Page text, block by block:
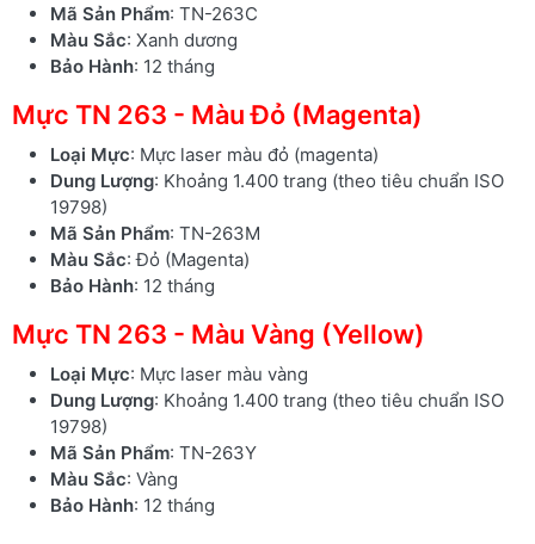
Mã Sản Phẩm: TN-263C
Màu Sắc: Xanh dương
Bảo Hành: 12 tháng
Mực TN 263 - Màu Đỏ (Magenta)
Loại Mực: Mực laser màu đỏ (magenta)
Dung Lượng: Khoảng 1.400 trang (theo tiêu chuẩn ISO
19798)
Mã Sản Phẩm: TN-263M
Màu Sắc: Đỏ (Magenta)
Bảo Hành: 12 tháng
Mực TN 263 - Màu Vàng (Yellow)
Loại Mực: Mực laser màu vàng
Dung Lượng: Khoảng 1.400 trang (theo tiêu chuẩn ISO
19798)
Mã Sản Phẩm: TN-263Y
Màu Sắc: Vàng
Bảo Hành: 12 tháng